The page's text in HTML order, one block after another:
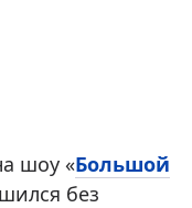
шоу «Большой
без